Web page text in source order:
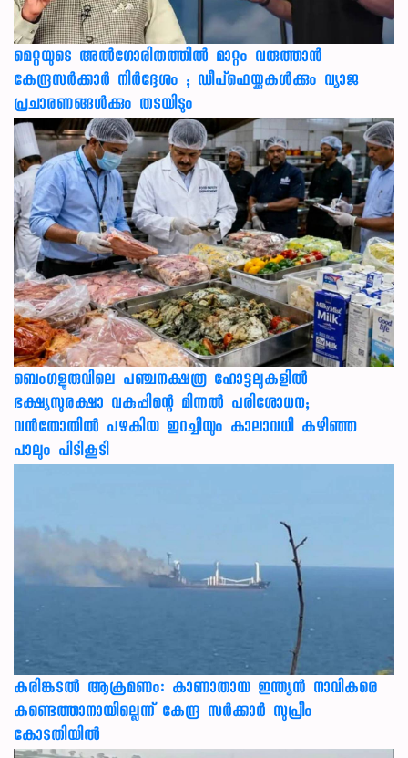
മെറ്റയുടെ അൽഗോരിതത്തിൽ മാറ്റം വരുത്താൻ
കേന്ദ്രസർക്കാർ നിർദ്ദേശം ; ഡീപ്‌ഫെയ്ക്കുകൾക്കും വ്യാജ
പ്രചാരണങ്ങൾക്കും തടയിടും
ബെംഗളൂരുവിലെ പഞ്ചനക്ഷത്ര ഹോട്ടലുകളിൽ
ഭക്ഷ്യസുരക്ഷാ വകുപ്പിന്റെ മിന്നൽ പരിശോധന;
വൻതോതിൽ പഴകിയ ഇറച്ചിയും കാലാവധി കഴിഞ്ഞ
പാലും പിടികൂടി
കരിങ്കടൽ ആക്രമണം: കാണാതായ ഇന്ത്യൻ നാവികരെ
കണ്ടെത്താനായില്ലെന്ന് കേന്ദ്ര സർക്കാർ സുപ്രീം
കോടതിയിൽ